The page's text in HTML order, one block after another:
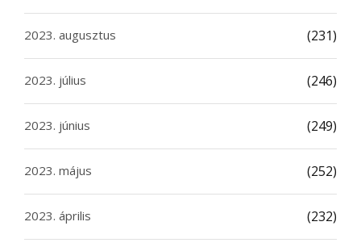
2023. augusztus (231)
2023. július (246)
2023. június (249)
2023. május (252)
2023. április (232)